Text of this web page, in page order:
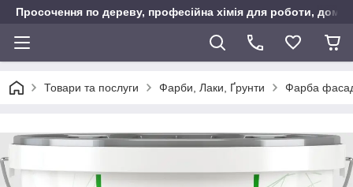
Просочення по дереву, професійна хімія для роботи,
Товари та послуги Фарби, Лаки, Ґрунти Фарба